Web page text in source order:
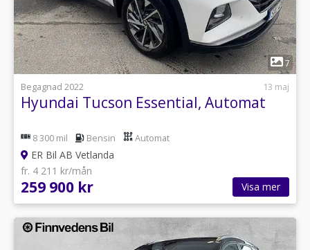
1
7
Begagnad 2022
13 maj
Hyundai Tucson Essential, Automat
8 300 mil Bensin Automat
ER Bil AB Vetlanda
fr. 4 211 kr/mån
259 900 kr Visa mer